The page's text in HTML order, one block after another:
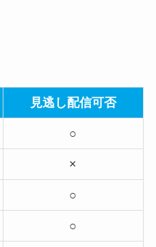
見逃し配信可否
○
×
○
○